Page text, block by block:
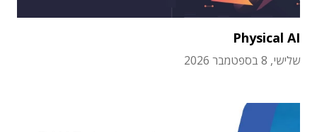
Physical AI
שלישי, 8 בספטמבר 2026